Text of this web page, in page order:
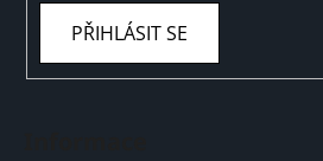
PŘIHLÁSIT SE